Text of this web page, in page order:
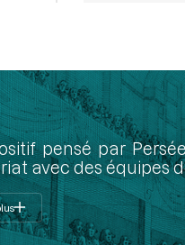
pensé par
avec des équipes